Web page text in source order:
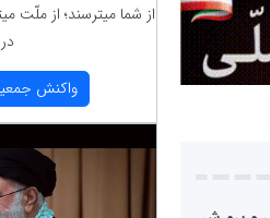
از شما میترسند؛ از ملّت
واكنش